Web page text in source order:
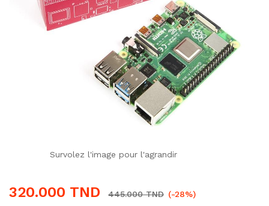
Survolez l'image pour l'agrandir
320.000 TND 445.000TND (-28%)